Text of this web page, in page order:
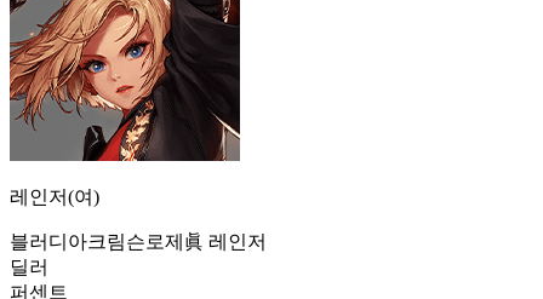
레인저(여)
블러디아크림슨로제 眞 레인저
딜러
퍼센트